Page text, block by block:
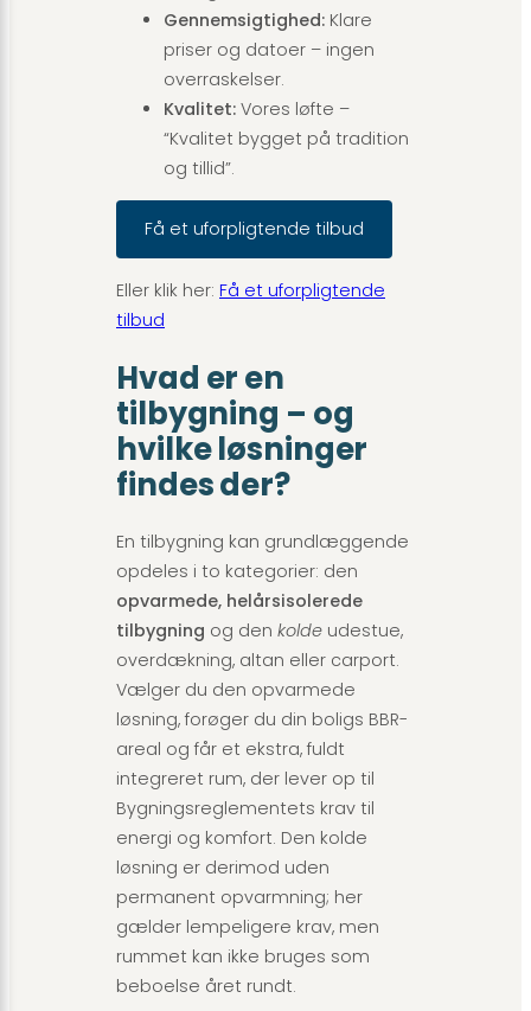
Gennemsigtighed: Klare
priser og datoer – ingen
overraskelser.
Kvalitet: Vores løfte –
“Kvalitet bygget på tradition
og tillid”.
Få et uforpligtende tilbud
Eller klik her: Få et uforpligtende
tilbud
Hvad er en
tilbygning – og
hvilke løsninger
findes der?
En tilbygning kan grundlæggende
opdeles i to kategorier: den
opvarmede, helårsisolerede
tilbygning og den kolde udestue,
overdækning, altan eller carport.
Vælger du den opvarmede
løsning, forøger du din boligs BBR-
areal og får et ekstra, fuldt
integreret rum, der lever op til
Bygningsreglementets krav til
energi og komfort. Den kolde
løsning er derimod uden
permanent opvarmning; her
gælder lempeligere krav, men
rummet kan ikke bruges som
beboelse året rundt.